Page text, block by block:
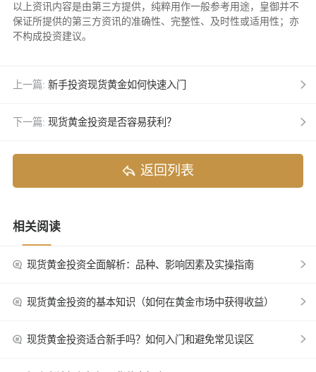
以上资讯内容是由第三方提供，纯粹用作一般参考用途，皇御并不
保证所提供的第三方资讯的准确性、完整性、及时性或适用性；亦
不构成投资建议。
上一篇: 新手投资现货黄金如何快速入门
下一篇: 现货黄金投资是否容易获利？
返回列表
相关阅读
现货黄金投资全面解析：品种、影响因素及实操指南
现货黄金投资的基本知识（如何在黄金市场中获得收益）
现货黄金投资适合新手吗？如何入门和避免常见误区